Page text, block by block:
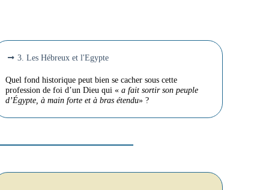
3. Les Hébreux et l'Egypte
Quel fond historique peut bien se cacher sous cette
profession de foi d’un Dieu qui «a fait sortir son peuple
d’Égypte, à main forte et à bras étendu» ?